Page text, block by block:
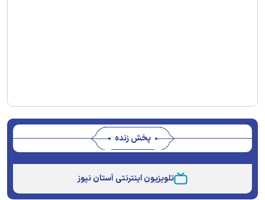
پخش زنده
تلویزیون اینترنتی آستان نیوز